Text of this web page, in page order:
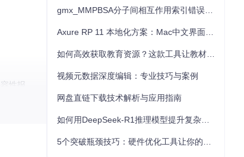
性报
视频元数据深度编辑：专业技巧与案例
网盘直链下载技术解析与应用指南